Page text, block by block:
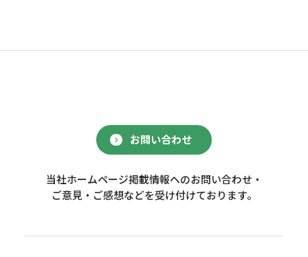
お問い合わせ
当社ホームページ掲載情報へのお問い合わせ・
ご意見・ご感想などを受け付けております。